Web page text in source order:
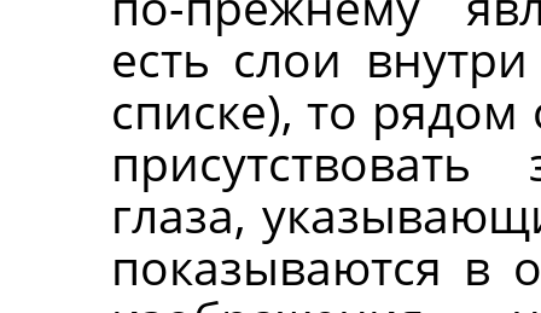
есть слои
списке), то рядом
присутствовать
глаза,
показываются в